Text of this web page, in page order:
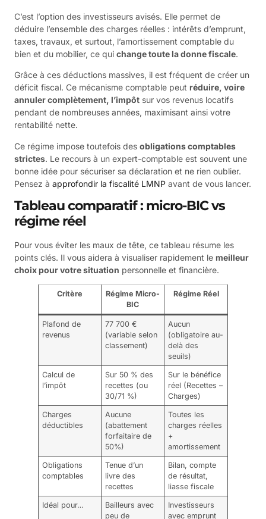
C’est l’option des investisseurs avisés. Elle permet de
déduire l’ensemble des charges réelles : intérêts d’emprunt,
taxes, travaux, et surtout, l’amortissement comptable du
bien et du mobilier, ce qui change toute la donne fiscale.
Grâce à ces déductions massives, il est fréquent de créer un
déficit fiscal. Ce mécanisme comptable peut réduire, voire
annuler complètement, l’impôt sur vos revenus locatifs
pendant de nombreuses années, maximisant ainsi votre
rentabilité nette.
Ce régime impose toutefois des obligations comptables
strictes. Le recours à un expert-comptable est souvent une
bonne idée pour sécuriser sa déclaration et ne rien oublier.
Pensez à approfondir la fiscalité LMNP avant de vous lancer.
Tableau comparatif : micro-BIC vs
régime réel
Pour vous éviter les maux de tête, ce tableau résume les
points clés. Il vous aidera à visualiser rapidement le meilleur
choix pour votre situation personnelle et financière.
Critère
Régime Micro-
BIC
Régime Réel
Plafond de
revenus
77 700 €
(variable selon
classement)
Aucun
(obligatoire au-
delà des
seuils)
Calcul de
l’impôt
Sur 50 % des
recettes (ou
30/71 %)
Sur le bénéfice
réel (Recettes –
Charges)
Charges
déductibles
Aucune
(abattement
forfaitaire de
50%)
Toutes les
charges réelles
+
amortissement
Obligations
comptables
Tenue d’un
livre des
recettes
Bilan, compte
de résultat,
liasse fiscale
Idéal pour…
Bailleurs avec
peu de
Investisseurs
avec emprunt